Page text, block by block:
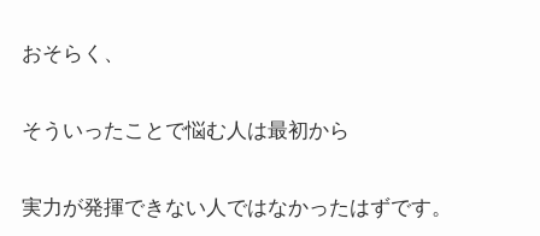
おそらく、
そういったことで悩む人は最初から
実力が発揮できない人ではなかったはずです。